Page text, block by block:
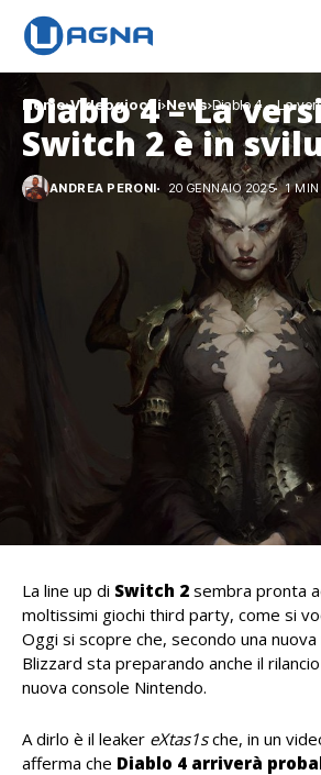
Home Videogiochi News Diablo 4 – La
Diablo 4 – La
Switch 2 è in
ANDREA PERONI 20 GENNAIO 2025 1
La line up di Switch 2 sembra pronta
moltissimi giochi third party, come si
Oggi si scopre che, secondo una
Blizzard sta preparando anche il
nuova console Nintendo.
A dirlo è il leaker eXtas1sche, in un
afferma che Diablo 4 arriverà